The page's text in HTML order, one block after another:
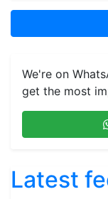
We're on
get the most
Latest